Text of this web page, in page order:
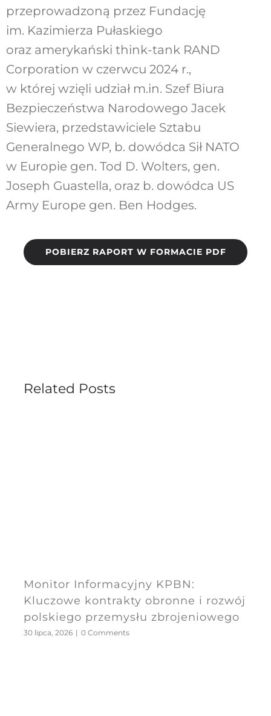
przeprowadzoną przez Fundację
im. Kazimierza Pułaskiego
oraz amerykański think-tank RAND
Corporation w czerwcu 2024 r.,
w której wzięli udział m.in. Szef Biura
Bezpieczeństwa Narodowego Jacek
Siewiera, przedstawiciele Sztabu
Generalnego WP, b. dowódca Sił NATO
w Europie gen. Tod D. Wolters, gen.
Joseph Guastella, oraz b. dowódca US
Army Europe gen. Ben Hodges.
POBIERZ RAPORT W FORMACIE PDF
Related Posts
Monitor Informacyjny KPBN:
Kluczowe kontrakty obronne i rozwój
polskiego przemysłu zbrojeniowego
30 lipca, 2026 | 0 Comments